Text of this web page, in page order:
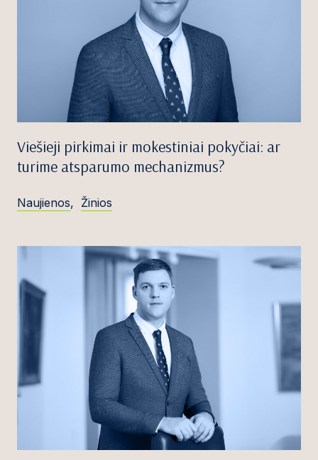
Viešieji pirkimai ir mokestiniai pokyčiai: ar
turime atsparumo mechanizmus?
Naujienos, Žinios